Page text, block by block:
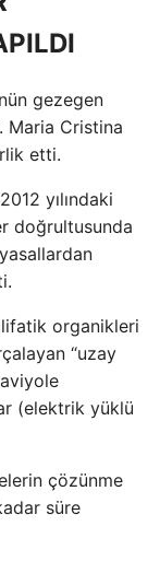
gezegen
Maria Cristina
etti.
yılındaki
doğrultusunda
organikleri
“uzay
(elektrik yüklü
çözünme
süre